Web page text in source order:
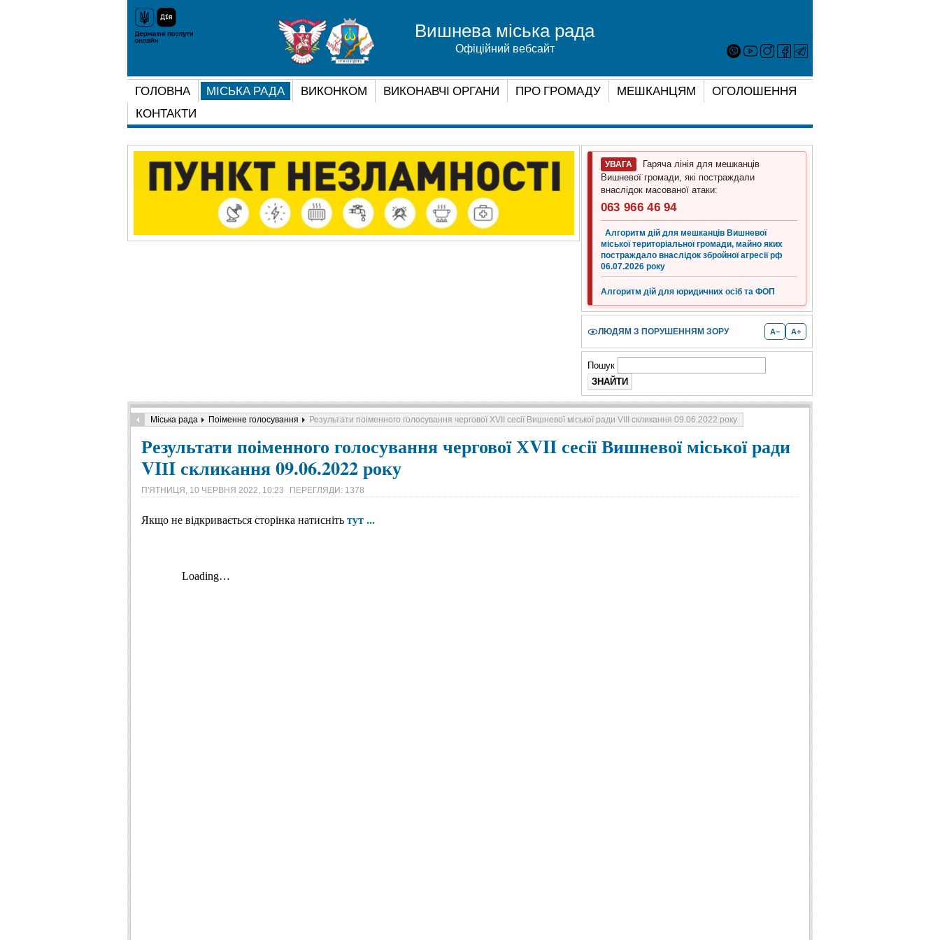
ГОЛОВНА МІСЬКА РАДА ВИКОНКОМ ВИКОНАВЧІ ОРГАНИ ПРО ГРОМАДУ МЕШКАНЦЯМ
ОГОЛОШЕННЯ
КОНТАКТИ
Вишнева міська рада
Офіційний вебсайт
УВАГА
Гаряча лінія для мешканців
Вишневої громади, які постраждали
внаслідок масованої атаки:
063 966 46 94
Алгоритм дій для мешканців Вишневої
міської територіальної громади, майно яких
постраждало внаслідок збройної агресії рф
06.07.2026 року
Алгоритм дій для юридичних осіб та ФОП
ЛЮДЯМ З ПОРУШЕННЯМ ЗОРУ A− A+
Пошук
Міська рада Поіменне голосування Результати поіменного голосування чергової ХVII сесії Вишневої міської ради VIІI скликання 09.06.2022 року
Результати поіменного голосування чергової ХVII сесії Вишневої міської ради
VIІI скликання 09.06.2022 року
П'ЯТНИЦЯ, 10 ЧЕРВНЯ 2022, 10:23 ПЕРЕГЛЯДИ: 1378
Якщо не відкривається сторінка натиснітьтут ...